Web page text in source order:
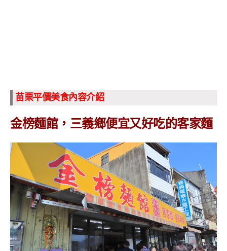
苗栗平價美食內容介紹
金榜麵館，三義鄉便宜又好吃的客家麵